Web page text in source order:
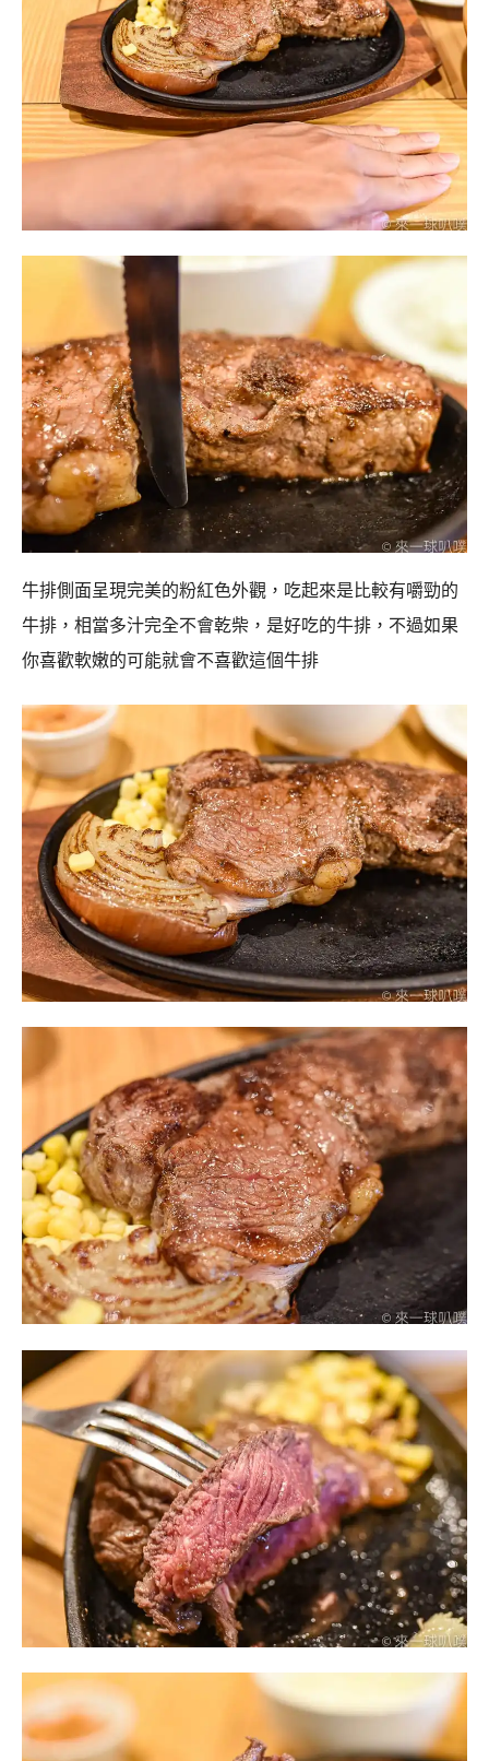
牛排側面呈現完美的粉紅色外觀，吃起來是比較有嚼勁的
牛排，相當多汁完全不會乾柴，是好吃的牛排，不過如果
你喜歡軟嫩的可能就會不喜歡這個牛排